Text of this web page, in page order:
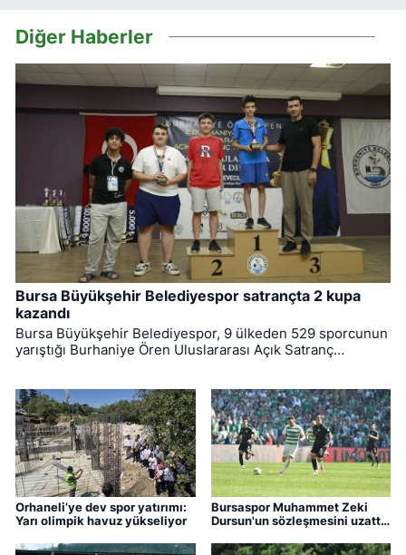
Diğer Haberler
Bursa Büyükşehir Belediyespor satrançta 2 kupa
kazandı
Bursa Büyükşehir Belediyespor, 9 ülkeden 529 sporcunun
yarıştığı Burhaniye Ören Uluslararası Açık Satranç
Orhaneli’ye dev spor yatırımı:
Yarı olimpik havuz yükseliyor
Bursaspor Muhammet Zeki
Dursun'un sözleşmesini uzattı,